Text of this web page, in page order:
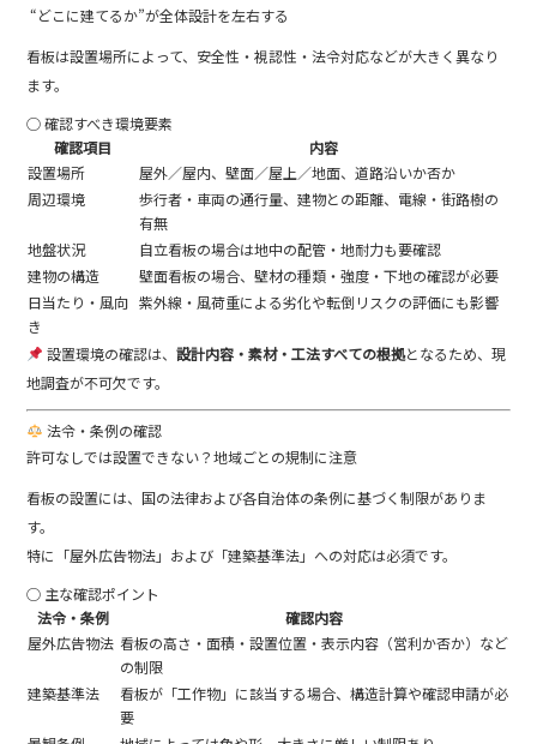
“どこに建てるか”が全体設計を左右する
看板は設置場所によって、安全性・視認性・法令対応などが大きく異なり
ます。
◯ 確認すべき環境要素
確認項目
内容
設置場所
屋外／屋内、壁面／屋上／地面、道路沿いか否か
周辺環境
歩行者・車両の通行量、建物との距離、電線・街路樹の
有無
地盤状況
自立看板の場合は地中の配管・地耐力も要確認
建物の構造
壁面看板の場合、壁材の種類・強度・下地の確認が必要
日当たり・風向
き
紫外線・風荷重による劣化や転倒リスクの評価にも影響
設置環境の確認は、設計内容・素材・工法すべての根拠となるため、現
地調査が不可欠です。
法令・条例の確認
許可なしでは設置できない？地域ごとの規制に注意
看板の設置には、国の法律および各自治体の条例に基づく制限がありま
す。
特に「屋外広告物法」および「建築基準法」への対応は必須です。
◯ 主な確認ポイント
法令・条例
確認内容
屋外広告物法 看板の高さ・面積・設置位置・表示内容（営利か否か）など
の制限
建築基準法
看板が「工作物」に該当する場合、構造計算や確認申請が必
要